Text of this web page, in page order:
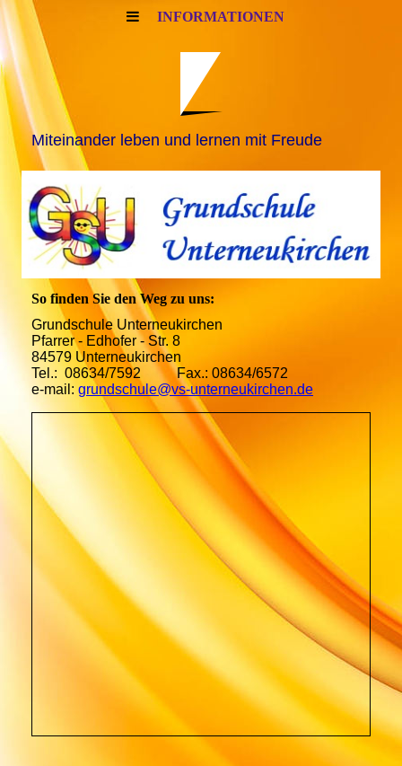
INFORMATIONEN
Miteinander leben und lernen mit Freude
So finden Sie den Weg zu uns:
Grundschule Unterneukirchen
Pfarrer - Edhofer - Str. 8
84579 Unterneukirchen
Tel.: 08634/7592 Fax.: 08634/6572
e-mail: grundschule@vs-unterneukirchen.de